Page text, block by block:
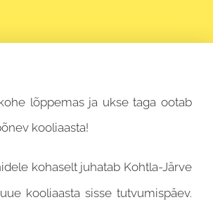
lõppemas ja ukse taga ootab
kooliaasta!
kohaselt juhatab Kohtla-Järve
kooliaasta sisse tutvumispäev.